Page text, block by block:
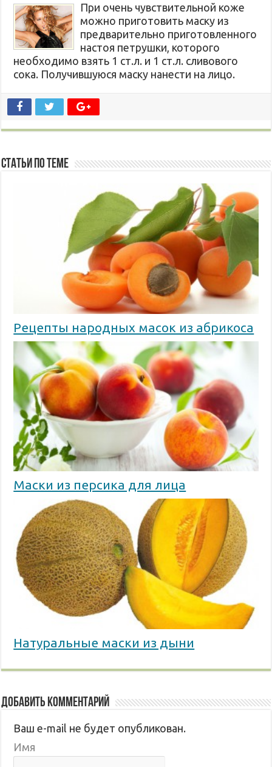
При очень чувствительной коже
можно приготовить маску из
предварительно приготовленного
настоя петрушки, которого
необходимо взять 1 ст.л. и 1 ст.л. сливового
сока. Получившуюся маску нанести на лицо.
Статьи по Теме
Рецепты народных масок из абрикоса
Маски из персика для лица
Натуральные маски из дыни
Добавить комментарий
Ваш e-mail не будет опубликован.
Имя